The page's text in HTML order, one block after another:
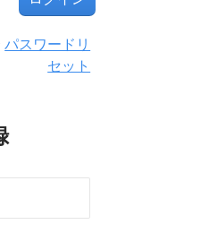
パスワードリ
セット